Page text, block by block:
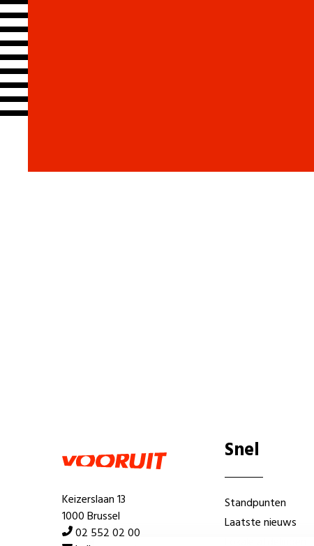
Keizerslaan 13
1000 Brussel
02 552 02 00
Snel
Standpunten
Laatste nieuws